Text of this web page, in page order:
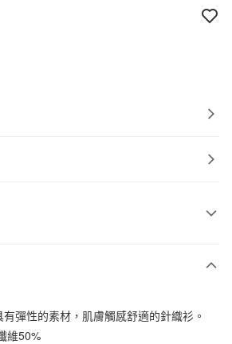
彈性的素材，肌膚觸感舒適的針織衫。
維50%